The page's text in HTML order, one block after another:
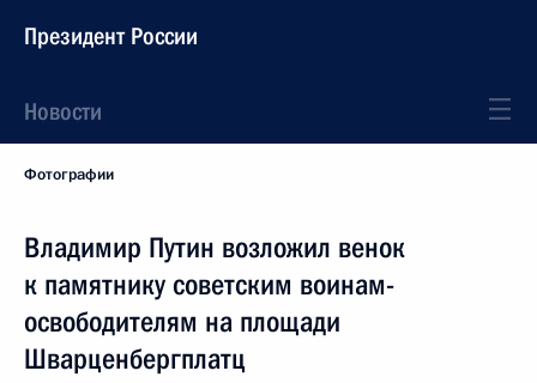
Президент России
Новости
Фотографии
Владимир Путин возложил венок
к памятнику советским воинам-
освободителям на площади
Шварценбергплатц